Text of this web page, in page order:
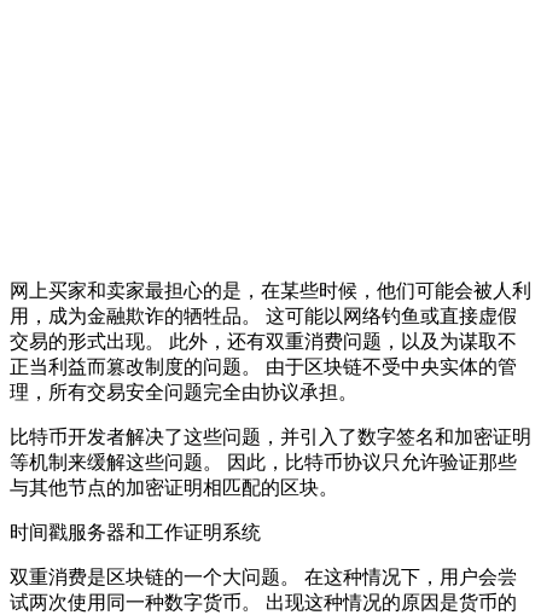
网上买家和卖家最担心的是，在某些时候，他们可能会被人利
用，成为金融欺诈的牺牲品。 这可能以网络钓鱼或直接虚假
交易的形式出现。 此外，还有双重消费问题，以及为谋取不
正当利益而篡改制度的问题。 由于区块链不受中央实体的管
理，所有交易安全问题完全由协议承担。
比特币开发者解决了这些问题，并引入了数字签名和加密证明
等机制来缓解这些问题。 因此，比特币协议只允许验证那些
与其他节点的加密证明相匹配的区块。
时间戳服务器和工作证明系统
双重消费是区块链的一个大问题。 在这种情况下，用户会尝
试两次使用同一种数字货币。 出现这种情况的原因是货币的